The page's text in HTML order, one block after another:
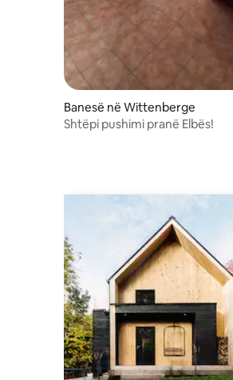
Banesë në Wittenberge
Shtëpi pushimi pranë Elbës!